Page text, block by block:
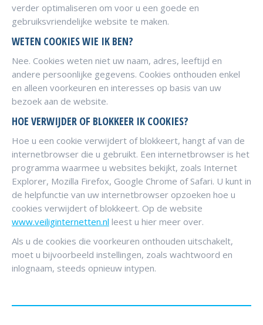
verder optimaliseren om voor u een goede en
gebruiksvriendelijke website te maken.
WETEN COOKIES WIE IK BEN?
Nee. Cookies weten niet uw naam, adres, leeftijd en
andere persoonlijke gegevens. Cookies onthouden enkel
en alleen voorkeuren en interesses op basis van uw
bezoek aan de website.
HOE VERWIJDER OF BLOKKEER IK COOKIES?
Hoe u een cookie verwijdert of blokkeert, hangt af van de
internetbrowser die u gebruikt. Een internetbrowser is het
programma waarmee u websites bekijkt, zoals Internet
Explorer, Mozilla Firefox, Google Chrome of Safari. U kunt in
de helpfunctie van uw internetbrowser opzoeken hoe u
cookies verwijdert of blokkeert. Op de website
www.veiliginternetten.nl leest u hier meer over.
Als u de cookies die voorkeuren onthouden uitschakelt,
moet u bijvoorbeeld instellingen, zoals wachtwoord en
inlognaam, steeds opnieuw intypen.